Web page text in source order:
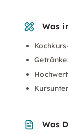
Was
Was